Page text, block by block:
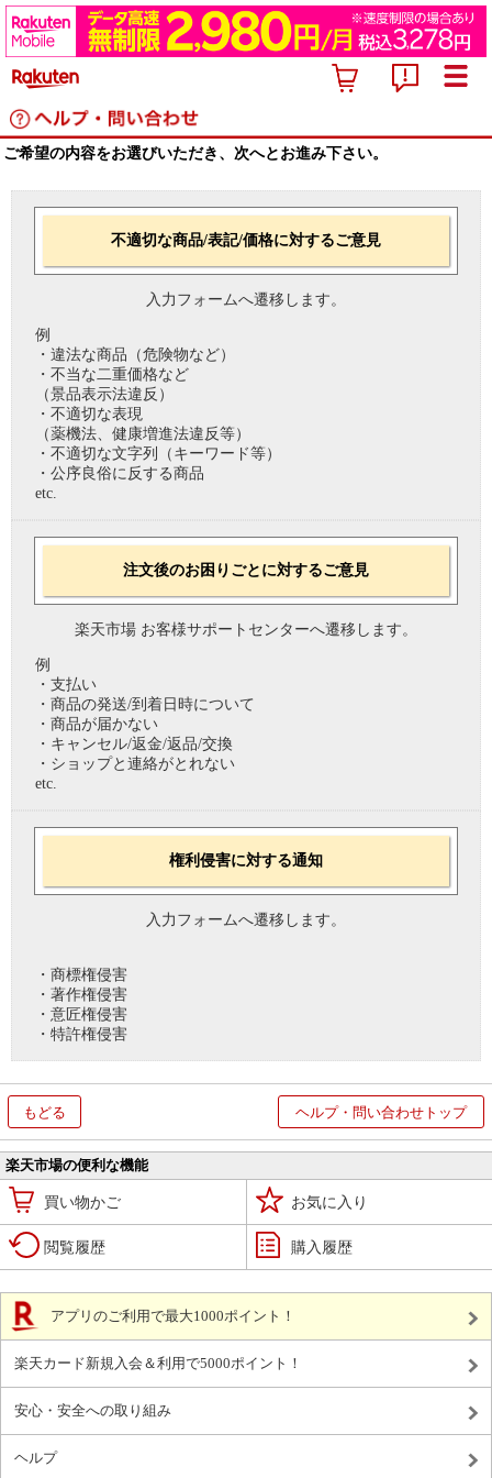
ご希望の内容をお選びいただき、次へとお進み下さい。
不適切な商品/表記/価格に対するご意見
入力フォームへ遷移します。
例
・違法な商品（危険物など）
・不当な二重価格など
（景品表示法違反）
・不適切な表現
（薬機法、健康増進法違反等）
・不適切な文字列（キーワード等）
・公序良俗に反する商品
etc.
注文後のお困りごとに対するご意見
楽天市場 お客様サポートセンターへ遷移します。
例
・支払い
・商品の発送/到着日時について
・商品が届かない
・キャンセル/返金/返品/交換
・ショップと連絡がとれない
etc.
権利侵害に対する通知
入力フォームへ遷移します。
・商標権侵害
・著作権侵害
・意匠権侵害
・特許権侵害
もどる ヘルプ・問い合わせトップ
楽天市場の便利な機能
買い物かご お気に入り
閲覧履歴 購入履歴
アプリのご利用で最大1000ポイント！
楽天カード新規入会＆利用で5000ポイント！
安心・安全への取り組み
ヘルプ